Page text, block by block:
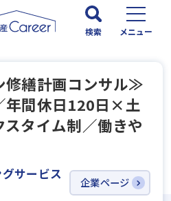
検索 メニュー
繕計画コンサル≫
年間休日120日×土
タイム制／働きや
サービス
企業ページ